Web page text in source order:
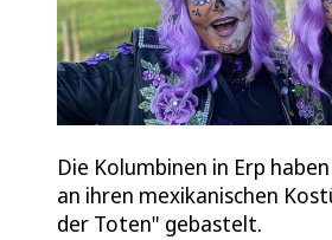
Die Kolumbinen in Erp
an ihren mexikanischen
der Toten" gebastelt.